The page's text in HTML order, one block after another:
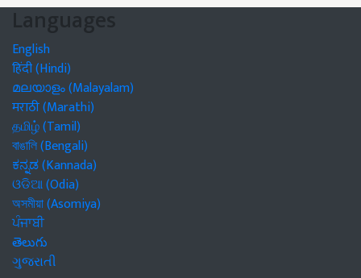
Languages
English
हिंदी (Hindi)
മലയാളം (Malayalam)
मराठी (Marathi)
தமிழ் (Tamil)
বাঙালি (Bengali)
ಕನ್ನಡ (Kannada)
ଓଡିଆ (Odia)
অসমীয়া (Asomiya)
ਪੰਜਾਬੀ
తెలుగు
ગુજરાતી